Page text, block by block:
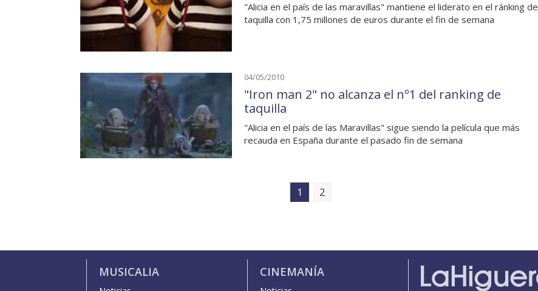
"Alicia en el país de las maravillas" mantiene el liderato en el ránking de
taquilla con 1,75 millones de euros durante el fin de semana
04/05/2010
"Iron man 2" no alcanza el nº1 del ranking de
taquilla
"Alicia en el país de las Maravillas" sigue siendo la película que más
recauda en España durante el pasado fin de semana
1 2
MUSICALIA CINEMANÍA